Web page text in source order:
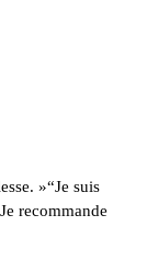
»“Je suis
Je recommande